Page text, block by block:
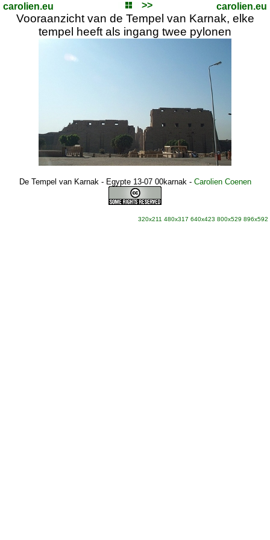
carolien.eu >> carolien.eu
Vooraanzicht van de Tempel van Karnak, elke
tempel heeft als ingang twee pylonen
De Tempel van Karnak - Egypte 13-07 00karnak- Carolien Coenen
320x211 480x317 640x423 800x529 896x592